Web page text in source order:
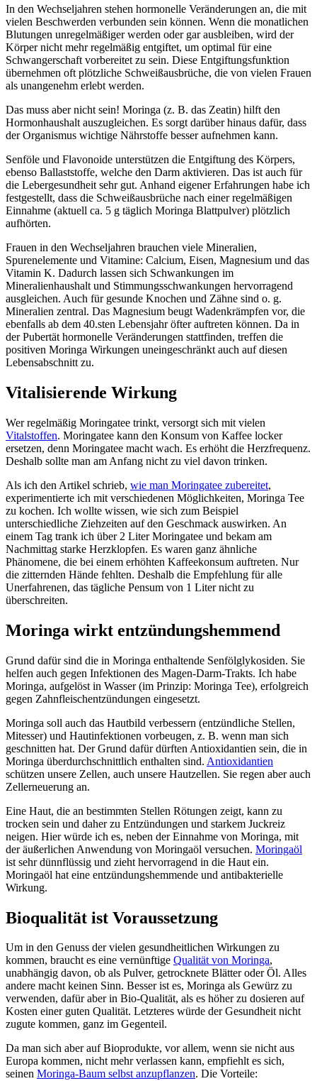
In den Wechseljahren stehen hormonelle Veränderungen an, die mit
vielen Beschwerden verbunden sein können. Wenn die monatlichen
Blutungen unregelmäßiger werden oder gar ausbleiben, wird der
Körper nicht mehr regelmäßig entgiftet, um optimal für eine
Schwangerschaft vorbereitet zu sein. Diese Entgiftungsfunktion
übernehmen oft plötzliche Schweißausbrüche, die von vielen Frauen
als unangenehm erlebt werden.
Das muss aber nicht sein! Moringa (z. B. das Zeatin) hilft den
Hormonhaushalt auszugleichen. Es sorgt darüber hinaus dafür, dass
der Organismus wichtige Nährstoffe besser aufnehmen kann.
Senföle und Flavonoide unterstützen die Entgiftung des Körpers,
ebenso Ballaststoffe, welche den Darm aktivieren. Das ist auch für
die Lebergesundheit sehr gut. Anhand eigener Erfahrungen habe ich
festgestellt, dass die Schweißausbrüche nach einer regelmäßigen
Einnahme (aktuell ca. 5 g täglich Moringa Blattpulver) plötzlich
aufhörten.
Frauen in den Wechseljahren brauchen viele Mineralien,
Spurenelemente und Vitamine: Calcium, Eisen, Magnesium und das
Vitamin K. Dadurch lassen sich Schwankungen im
Mineralienhaushalt und Stimmungsschwankungen hervorragend
ausgleichen. Auch für gesunde Knochen und Zähne sind o. g.
Mineralien zentral. Das Magnesium beugt Wadenkrämpfen vor, die
ebenfalls ab dem 40.sten Lebensjahr öfter auftreten können. Da in
der Pubertät hormonelle Veränderungen stattfinden, treffen die
positiven Moringa Wirkungen uneingeschränkt auch auf diesen
Lebensabschnitt zu.
Vitalisierende Wirkung
Wer regelmäßig Moringatee trinkt, versorgt sich mit vielen
Vitalstoffen. Moringatee kann den Konsum von Kaffee locker
ersetzen, denn Moringatee macht wach. Es erhöht die Herzfrequenz.
Deshalb sollte man am Anfang nicht zu viel davon trinken.
Als ich den Artikel schrieb, wie man Moringatee zubereitet,
experimentierte ich mit verschiedenen Möglichkeiten, Moringa Tee
zu kochen. Ich wollte wissen, wie sich zum Beispiel
unterschiedliche Ziehzeiten auf den Geschmack auswirken. An
einem Tag trank ich über 2 Liter Moringatee und bekam am
Nachmittag starke Herzklopfen. Es waren ganz ähnliche
Phänomene, die bei einem erhöhten Kaffeekonsum auftreten. Nur
die zitternden Hände fehlten. Deshalb die Empfehlung für alle
Unerfahrenen, das tägliche Pensum von 1 Liter nicht zu
überschreiten.
Moringa wirkt entzündungshemmend
Grund dafür sind die in Moringa enthaltende Senfölglykosiden. Sie
helfen auch gegen Infektionen des Magen-Darm-Trakts. Ich habe
Moringa, aufgelöst in Wasser (im Prinzip: Moringa Tee), erfolgreich
gegen Zahnfleischentzündungen eingesetzt.
Moringa soll auch das Hautbild verbessern (entzündliche Stellen,
Mitesser) und Hautinfektionen vorbeugen, z. B. wenn man sich
geschnitten hat. Der Grund dafür dürften Antioxidantien sein, die in
Moringa überdurchschnittlich enthalten sind. Antioxidantien
schützen unsere Zellen, auch unsere Hautzellen. Sie regen aber auch
Zellerneuerung an.
Eine Haut, die an bestimmten Stellen Rötungen zeigt, kann zu
trocken sein und daher zu Entzündungen und starkem Juckreiz
neigen. Hier würde ich es, neben der Einnahme von Moringa, mit
der äußerlichen Anwendung von Moringaöl versuchen. Moringaöl
ist sehr dünnflüssig und zieht hervorragend in die Haut ein.
Moringaöl hat eine entzündungshemmende und antibakterielle
Wirkung.
Bioqualität ist Voraussetzung
Um in den Genuss der vielen gesundheitlichen Wirkungen zu
kommen, braucht es eine vernünftige Qualität von Moringa,
unabhängig davon, ob als Pulver, getrocknete Blätter oder Öl. Alles
andere macht keinen Sinn. Besser ist es, Moringa als Gewürz zu
verwenden, dafür aber in Bio-Qualität, als es höher zu dosieren auf
Kosten einer guten Qualität. Letzteres würde der Gesundheit nicht
zugute kommen, ganz im Gegenteil.
Da man sich aber auf Bioprodukte, vor allem, wenn sie nicht aus
Europa kommen, nicht mehr verlassen kann, empfiehlt es sich,
seinen Moringa-Baum selbst anzupflanzen. Die Vorteile: